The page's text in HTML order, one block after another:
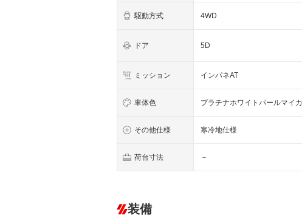
駆動方式 4WD
ドア 5D
ミッション インパネAT
車体色 プラチナホワイトパールマイカ
その他仕様 寒冷地仕様
荷台寸法 －
装備